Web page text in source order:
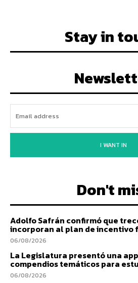
Stay in
I WANT IN
Don't
Adolfo Safrán confirmó que
incorporan al plan de incentivo
06/08/2026
La Legislatura presentó una
compendios temáticos para
06/08/2026